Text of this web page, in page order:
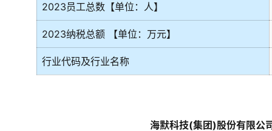
2023员工总数【单位：人】
2023纳税总额 【单位：万元】
行业代码及行业名称
海默科技(集团)股份有限公